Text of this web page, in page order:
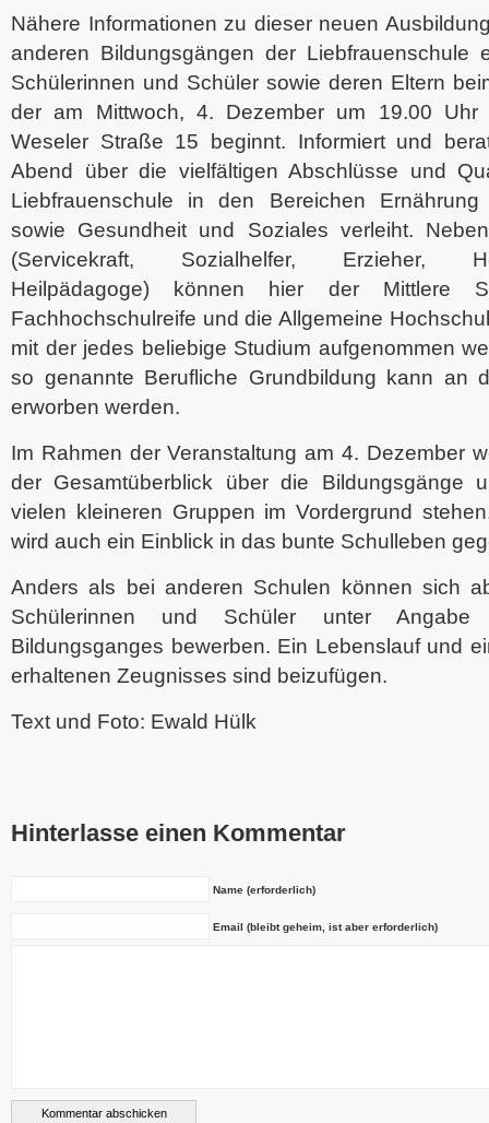
Nähere Informationen zu dieser neuen
anderen Bildungsgängen der Liebfrauenschule
Schülerinnen und Schüler sowie deren Eltern
der am Mittwoch, 4. Dezember um 19.00
Weseler Straße 15 beginnt. Informiert und
Abend über die vielfältigen Abschlüsse und
Liebfrauenschule in den Bereichen Ernährung
sowie Gesundheit und Soziales verleiht.
(Servicekraft, Sozialhelfer, Erzieher,
Heilpädagoge) können hier der Mittlere
Fachhochschulreife und die Allgemeine
mit der jedes beliebige Studium aufgenommen
so genannte Berufliche Grundbildung kann an
erworben werden.
Im Rahmen der Veranstaltung am 4. Dezember
der Gesamtüberblick über die Bildungsgänge
vielen kleineren Gruppen im Vordergrund
wird auch ein Einblick in das bunte Schulleben
Anders als bei anderen Schulen können sich
Schülerinnen und Schüler unter Angabe
Bildungsganges bewerben. Ein Lebenslauf und
erhaltenen Zeugnisses sind beizufügen.
Text und Foto: Ewald Hülk
Hinterlasse einen Kommentar
Name (erforderlich)
Email (bleibt geheim, ist aber erforderlich)